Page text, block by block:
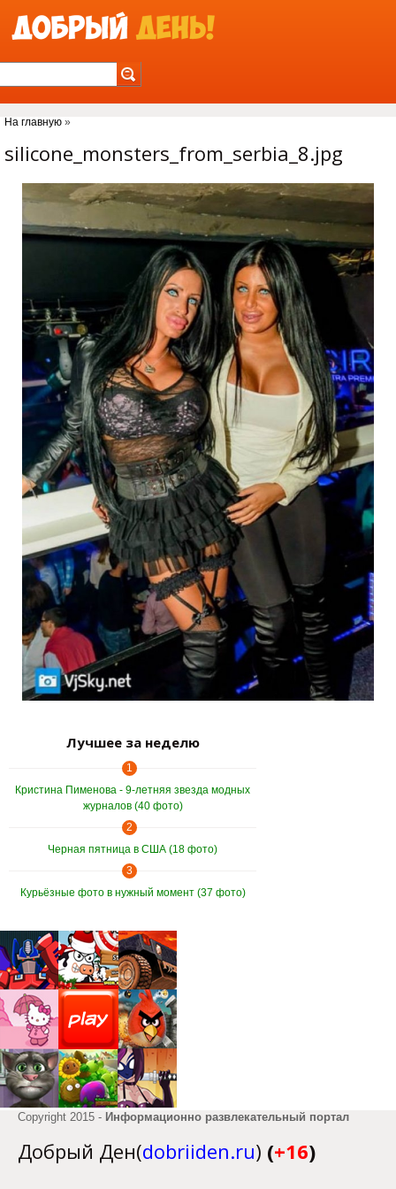
На главную »
silicone_monsters_from_serbia_8.jpg
Лучшее за неделю
1
Кристина Пименова - 9-летняя звезда модных
журналов (40 фото)
2
Черная пятница в США (18 фото)
3
Курьёзные фото в нужный момент (37 фото)
Copyright 2015 - Информационно развлекательный портал
Добрый Ден(dobriiden.ru) (+16)